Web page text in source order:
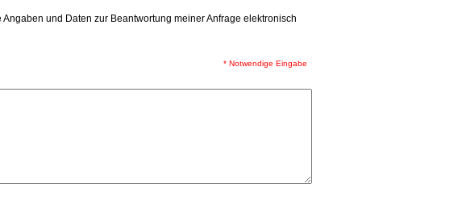
und Daten zur Beantwortung meiner Anfrage elektronisch
* Notwendige Eingabe